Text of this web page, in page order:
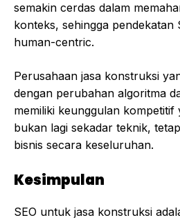
semakin cerdas dalam
konteks, sehingga pendekatan
human-centric.
Perusahaan jasa konstruksi
dengan perubahan algoritma
memiliki keunggulan kompetitif
bukan lagi sekadar teknik,
bisnis secara keseluruhan.
Kesimpulan
SEO untuk jasa konstruksi